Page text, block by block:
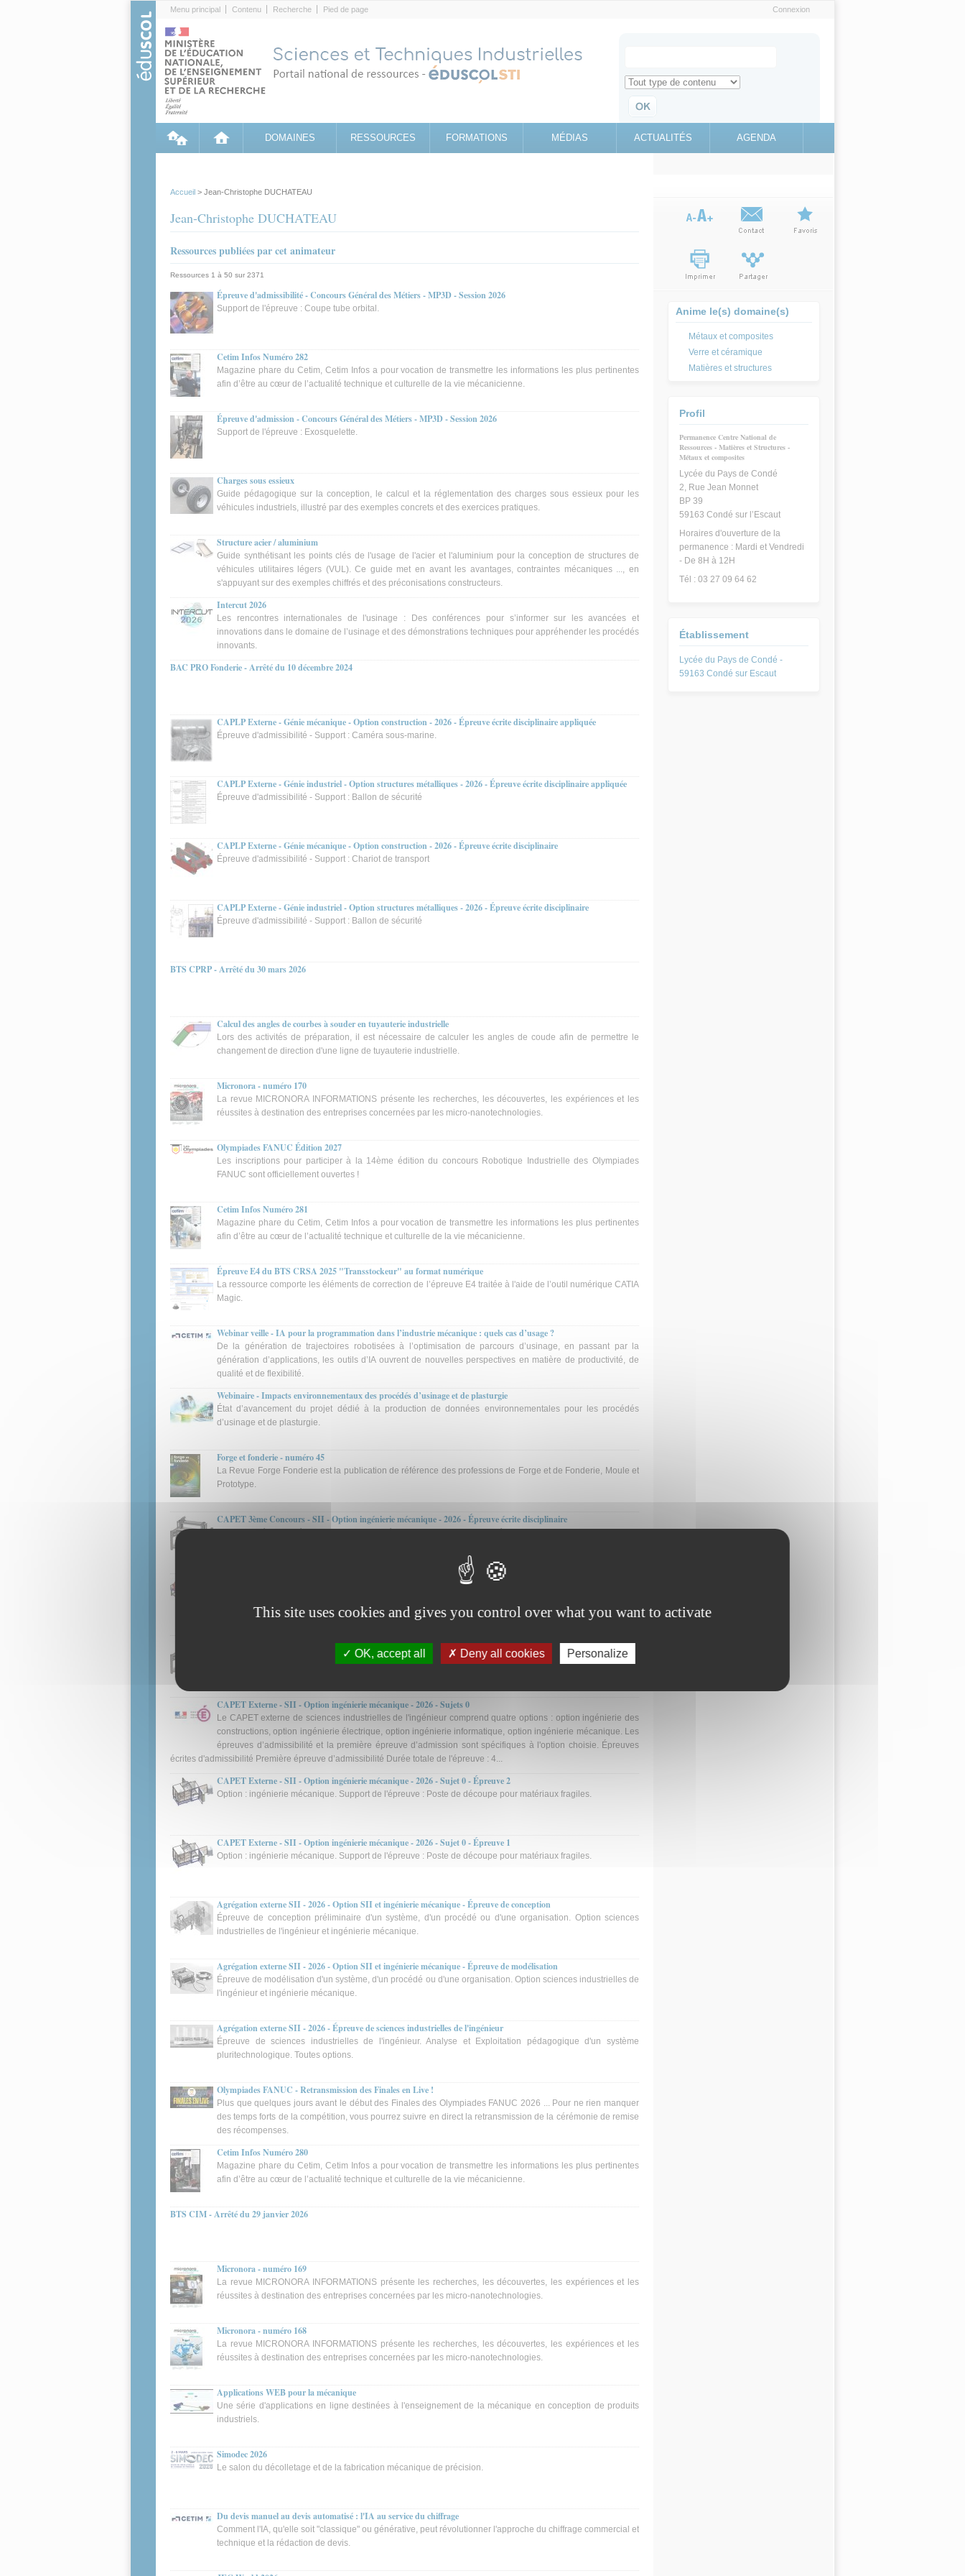
Menu principal Contenu Recherche Pied de page Connexion
Search for
Retrouvez toute l'information sur le site education.gouv.fr
DOMAINES RESSOURCES FORMATIONS MÉDIAS ACTUALITÉS AGENDA
Accueil > Jean-Christophe DUCHATEAU
Jean-Christophe DUCHATEAU
Ressources publiées par cet animateur
Ressources 1 à 50 sur 2371
Épreuve d'admissibilité - Concours Général des Métiers - MP3D - Session 2026
Support de l'épreuve : Coupe tube orbital.
Cetim Infos Numéro 282
Magazine phare du Cetim, Cetim Infos a pour vocation de transmettre les informations les plus pertinentes
afin d’être au cœur de l’actualité technique et culturelle de la vie mécanicienne.
Épreuve d'admission - Concours Général des Métiers - MP3D - Session 2026
Support de l'épreuve : Exosquelette.
Charges sous essieux
Guide pédagogique sur la conception, le calcul et la réglementation des charges sous essieux pour les
véhicules industriels, illustré par des exemples concrets et des exercices pratiques.
Structure acier / aluminium
Guide synthétisant les points clés de l'usage de l'acier et l'aluminium pour la conception de structures de
véhicules utilitaires légers (VUL). Ce guide met en avant les avantages, contraintes mécaniques ..., en
s'appuyant sur des exemples chiffrés et des préconisations constructeurs.
Intercut 2026
Les rencontres internationales de l'usinage : Des conférences pour s’informer sur les avancées et
innovations dans le domaine de l’usinage et des démonstrations techniques pour appréhender les procédés
innovants.
BAC PRO Fonderie - Arrêté du 10 décembre 2024
CAPLP Externe - Génie mécanique - Option construction - 2026 - Épreuve écrite disciplinaire appliquée
Épreuve d'admissibilité - Support : Caméra sous-marine.
CAPLP Externe - Génie industriel - Option structures métalliques - 2026 - Épreuve écrite disciplinaire appliquée
Épreuve d'admissibilité - Support : Ballon de sécurité
CAPLP Externe - Génie mécanique - Option construction - 2026 - Épreuve écrite disciplinaire
Épreuve d'admissibilité - Support : Chariot de transport
CAPLP Externe - Génie industriel - Option structures métalliques - 2026 - Épreuve écrite disciplinaire
Épreuve d'admissibilité - Support : Ballon de sécurité
BTS CPRP - Arrêté du 30 mars 2026
Calcul des angles de courbes à souder en tuyauterie industrielle
Lors des activités de préparation, il est nécessaire de calculer les angles de coude afin de permettre le
changement de direction d'une ligne de tuyauterie industrielle.
Micronora - numéro 170
La revue MICRONORA INFORMATIONS présente les recherches, les découvertes, les expériences et les
réussites à destination des entreprises concernées par les micro-nanotechnologies.
Olympiades FANUC Édition 2027
Les inscriptions pour participer à la 14ème édition du concours Robotique Industrielle des Olympiades
FANUC sont officiellement ouvertes !
Cetim Infos Numéro 281
Magazine phare du Cetim, Cetim Infos a pour vocation de transmettre les informations les plus pertinentes
afin d’être au cœur de l’actualité technique et culturelle de la vie mécanicienne.
Épreuve E4 du BTS CRSA 2025 "Transstockeur" au format numérique
La ressource comporte les éléments de correction de l’épreuve E4 traitée à l'aide de l’outil numérique CATIA
Magic.
Webinar veille - IA pour la programmation dans l’industrie mécanique : quels cas d’usage ?
De la génération de trajectoires robotisées à l’optimisation de parcours d’usinage, en passant par la
génération d’applications, les outils d’IA ouvrent de nouvelles perspectives en matière de productivité, de
qualité et de flexibilité.
Webinaire - Impacts environnementaux des procédés d’usinage et de plasturgie
État d’avancement du projet dédié à la production de données environnementales pour les procédés
d’usinage et de plasturgie.
Forge et fonderie - numéro 45
La Revue Forge Fonderie est la publication de référence des professions de Forge et de Fonderie, Moule et
Prototype.
CAPET 3ème Concours - SII - Option ingénierie mécanique - 2026 - Épreuve écrite disciplinaire
CAPET Externe - SII - Option ingénierie mécanique - 2026 - Épreuve 2
pultrusion
CAPET Externe - SII - Option ingénierie mécanique - 2026 - Épreuve 1
Admissibilité - Option : ingénierie mécanique. Support de l'épreuve : Obtention de profilés composites par
CAPET Externe - SII - Option ingénierie mécanique - 2026 - Sujets 0
Le CAPET externe de sciences industrielles de l'ingénieur comprend quatre options : option ingénierie des
constructions, option ingénierie électrique, option ingénierie informatique, option ingénierie mécanique. Les
épreuves d’admissibilité et la première épreuve d’admission sont spécifiques à l'option choisie. Épreuves
écrites d'admissibilité Première épreuve d’admissibilité Durée totale de l'épreuve : 4...
CAPET Externe - SII - Option ingénierie mécanique - 2026 - Sujet 0 - Épreuve 2
Option : ingénierie mécanique. Support de l'épreuve : Poste de découpe pour matériaux fragiles.
CAPET Externe - SII - Option ingénierie mécanique - 2026 - Sujet 0 - Épreuve 1
Option : ingénierie mécanique. Support de l'épreuve : Poste de découpe pour matériaux fragiles.
Agrégation externe SII - 2026 - Option SII et ingénierie mécanique - Épreuve de conception
Épreuve de conception préliminaire d'un système, d'un procédé ou d'une organisation. Option sciences
industrielles de l'ingénieur et ingénierie mécanique.
Agrégation externe SII - 2026 - Option SII et ingénierie mécanique - Épreuve de modélisation
Épreuve de modélisation d'un système, d'un procédé ou d'une organisation. Option sciences industrielles de
l'ingénieur et ingénierie mécanique.
Agrégation externe SII - 2026 - Épreuve de sciences industrielles de l'ingénieur
Épreuve de sciences industrielles de l'ingénieur. Analyse et Exploitation pédagogique d'un système
pluritechnologique. Toutes options.
Olympiades FANUC - Retransmission des Finales en Live !
Plus que quelques jours avant le début des Finales des Olympiades FANUC 2026 ... Pour ne rien manquer
des temps forts de la compétition, vous pourrez suivre en direct la retransmission de la cérémonie de remise
des récompenses.
Cetim Infos Numéro 280
Magazine phare du Cetim, Cetim Infos a pour vocation de transmettre les informations les plus pertinentes
afin d’être au cœur de l’actualité technique et culturelle de la vie mécanicienne.
BTS CIM - Arrêté du 29 janvier 2026
Micronora - numéro 169
La revue MICRONORA INFORMATIONS présente les recherches, les découvertes, les expériences et les
réussites à destination des entreprises concernées par les micro-nanotechnologies.
Micronora - numéro 168
La revue MICRONORA INFORMATIONS présente les recherches, les découvertes, les expériences et les
réussites à destination des entreprises concernées par les micro-nanotechnologies.
Applications WEB pour la mécanique
Une série d'applications en ligne destinées à l'enseignement de la mécanique en conception de produits
industriels.
Simodec 2026
Le salon du décolletage et de la fabrication mécanique de précision.
Du devis manuel au devis automatisé : l'IA au service du chiffrage
Comment l'IA, qu'elle soit "classique" ou générative, peut révolutionner l'approche du chiffrage commercial et
technique et la rédaction de devis.
Anime le(s) domaine(s)
Métaux et composites
Verre et céramique
Matières et structures
Profil
Permanence Centre National de
Ressources - Matières et Structures -
Métaux et composites
Lycée du Pays de Condé
2, Rue Jean Monnet
BP 39
59163 Condé sur l’Escaut
Horaires d'ouverture de la
permanence : Mardi et Vendredi
- De 8H à 12H
Tél : 03 27 09 64 62
Établissement
Lycée du Pays de Condé -
59163 Condé sur Escaut
This site uses cookies and gives you control over what you want to activate
OK, accept all Deny all cookies Personalize